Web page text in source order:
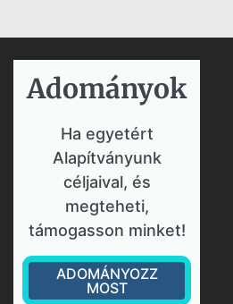
Adományok​
Ha egyetért
Alapítványunk
céljaival, és
megteheti,
támogasson minket!
ADOMÁNYOZZ
MOST